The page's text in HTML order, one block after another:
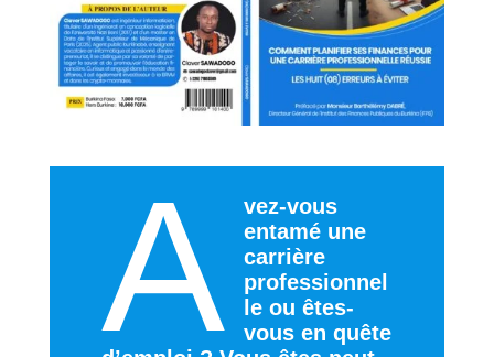
A
vez-vous
entamé une
carrière
professionnel
le ou êtes-
vous en quête